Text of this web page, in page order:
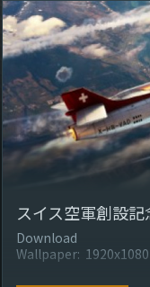
スイス空軍創設
Download
Wallpaper: